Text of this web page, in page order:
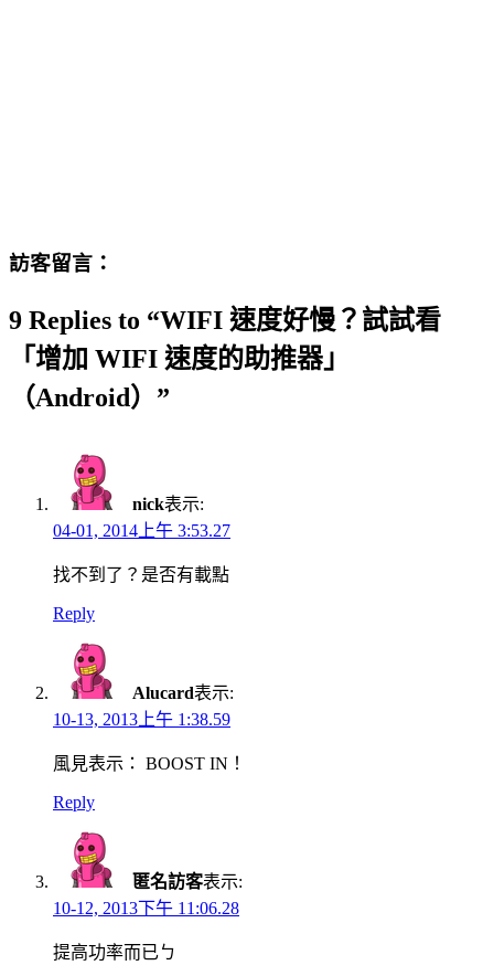
訪客留言：
9 Replies to “WIFI 速度好慢？試試看
「增加 WIFI 速度的助推器」
（Android）”
nick表示:
04-01, 2014上午 3:53.27
找不到了？是否有載點
Reply
Alucard表示:
10-13, 2013上午 1:38.59
風見表示： BOOST IN！
Reply
匿名訪客表示:
10-12, 2013下午 11:06.28
提高功率而已ㄅ